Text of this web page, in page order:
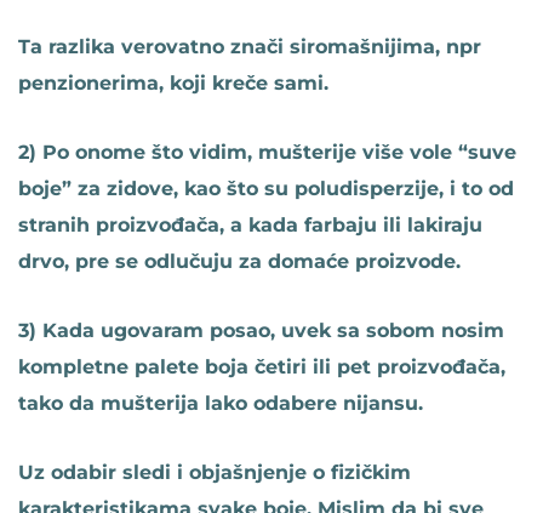
Ta razlika verovatno znači siromašnijima, npr
penzionerima, koji kreče sami.
2) Po onome što vidim, mušterije više vole “suve
boje” za zidove, kao što su poludisperzije, i to od
stranih proizvođača, a kada farbaju ili lakiraju
drvo, pre se odlučuju za domaće proizvode.
3) Kada ugovaram posao, uvek sa sobom nosim
kompletne palete boja četiri ili pet proizvođača,
tako da mušterija lako odabere nijansu.
Uz odabir sledi i objašnjenje o fizičkim